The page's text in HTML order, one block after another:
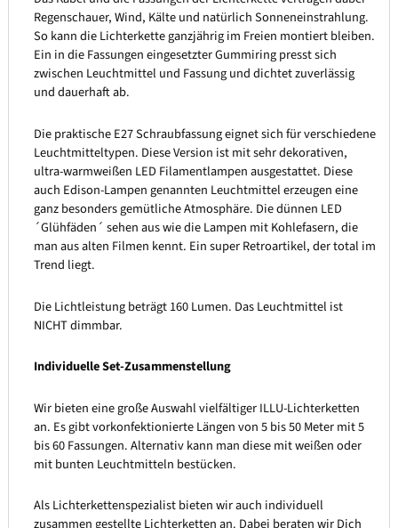
Regenschauer, Wind, Kälte und natürlich Sonneneinstrahlung.
So kann die Lichterkette ganzjährig im Freien montiert bleiben.
Ein in die Fassungen eingesetzter Gummiring presst sich
zwischen Leuchtmittel und Fassung und dichtet zuverlässig
und dauerhaft ab.
Die praktische E27 Schraubfassung eignet sich für verschiedene
Leuchtmitteltypen. Diese Version ist mit sehr dekorativen,
ultra-warmweißen LED Filamentlampen ausgestattet. Diese
auch Edison-Lampen genannten Leuchtmittel erzeugen eine
ganz besonders gemütliche Atmosphäre. Die dünnen LED
´Glühfäden´ sehen aus wie die Lampen mit Kohlefasern, die
man aus alten Filmen kennt. Ein super Retroartikel, der total im
Trend liegt.
Die Lichtleistung beträgt 160 Lumen. Das Leuchtmittel ist
NICHT dimmbar.
Individuelle Set-Zusammenstellung
Wir bieten eine große Auswahl vielfältiger ILLU-Lichterketten
an. Es gibt vorkonfektionierte Längen von 5 bis 50 Meter mit 5
bis 60 Fassungen. Alternativ kann man diese mit weißen oder
mit bunten Leuchtmitteln bestücken.
Als Lichterkettenspezialist bieten wir auch individuell
zusammen gestellte Lichterketten an. Dabei beraten wir Dich